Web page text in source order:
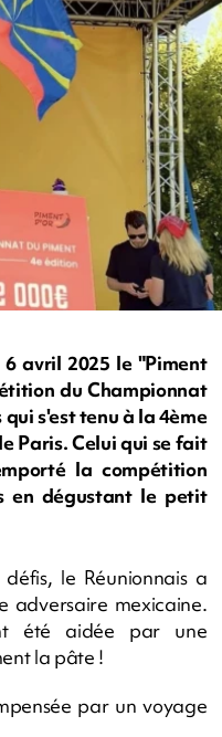
avril 2025 le "Piment
du Championnat
s'est tenu à la 4ème
Paris. Celui qui se fait
la compétition
en dégustant le petit
le Réunionnais a
adversaire mexicaine.
été aidée par une
la pâte !
par un voyage